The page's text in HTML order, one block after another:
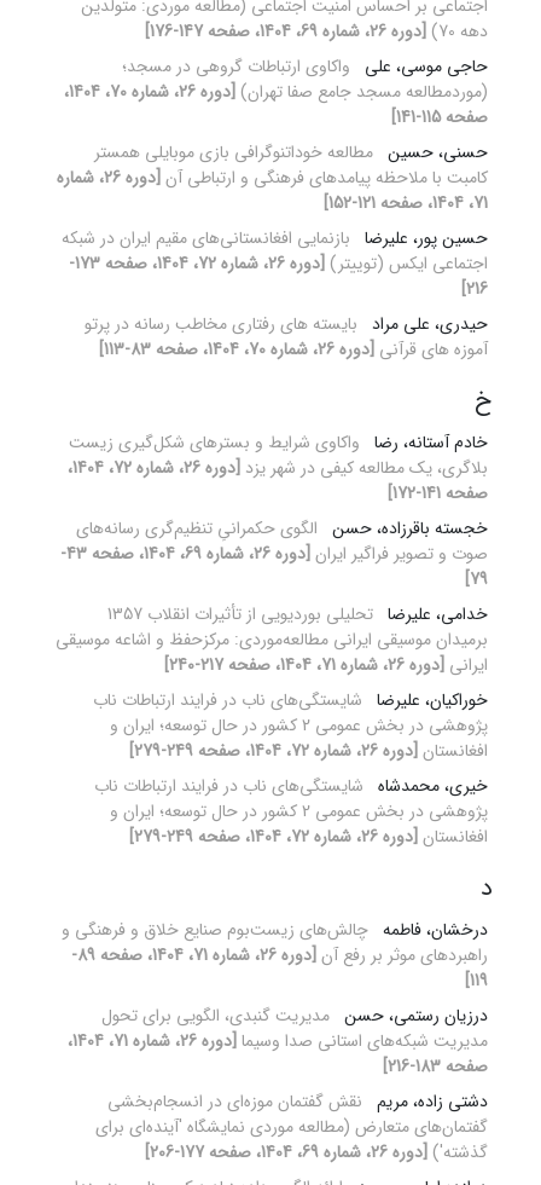
اجتماعی بر احساس امنیت اجتماعی (مطالعه موردی: متولدین
دهه 70)
[دوره 26، شماره 69، 1404، صفحه 147-176]
حاجی موسی، علی
واکاوی ارتباطات گروهی در مسجد؛
(موردمطالعه مسجد جامع صفا تهران)
[دوره 26، شماره 70، 1404،
صفحه 115-141]
حسنی، حسین مطالعه خوداتنوگرافی بازی موبایلی همستر
کامبت با ملاحظه پیامدهای فرهنگی و ارتباطی آن
[دوره 26، شماره
71، 1404، صفحه 121-152]
حسین پور، علیرضا بازنمایی افغانستانی‌های مقیم ایران در شبکه
اجتماعی ایکس (توییتر)
[دوره 26، شماره 72، 1404، صفحه 173-
216]
حیدری، علی مراد بایسته های رفتاری مخاطب رسانه در پرتو
آموزه های قرآنی [دوره 26، شماره 70، 1404، صفحه 83-113]
خ
خادم آستانه، رضا واکاوی شرایط و بستر‌های شکل‌گیری زیست
بلاگری، یک مطالعه کیفی در شهر یزد
[دوره 26، شماره 72، 1404،
صفحه 141-172]
خجسته باقرزاده، حسن الگوی حکمرانیِ تنظیم‌گری رسانه‌های
صوت و تصویر فراگیر ایران
[دوره 26، شماره 69، 1404، صفحه 43-
79]
خدامی، علیرضا
تحلیلی بوردیویی از تأثیرات انقلاب 1357
برمیدان موسیقی ایرانی مطالعه‌موردی: مرکزحفظ‌ و ‌اشاعه موسیقی
ایرانی [دوره 26، شماره 71، 1404، صفحه 217-240]
خوراکیان، علیرضا شایستگی‌های ناب در فرایند ارتباطات ناب
پژوهشی در بخش عمومی 2 کشور در حال توسعه؛ ایران و
افغانستان [دوره 26، شماره 72، 1404، صفحه 249-279]
خیری، محمدشاه شایستگی‌های ناب در فرایند ارتباطات ناب
پژوهشی در بخش عمومی 2 کشور در حال توسعه؛ ایران و
افغانستان [دوره 26، شماره 72، 1404، صفحه 249-279]
د
درخشان، فاطمه چالش‌های زیست‌بوم صنایع خلاق و فرهنگی و
راهبردهای موثر بر رفع آن
[دوره 26، شماره 71، 1404، صفحه 89-
119]
درزیان رستمی، حسن مدیریت گنبدی، الگویی برای تحول
مدیریت شبکه‌های استانی صدا وسیما
[دوره 26، شماره 71، 1404،
صفحه 183-216]
دشتی زاده، مریم نقش گفتمان موزه‌ای در انسجام‌بخشی
گفتمان‌های متعارض (مطالعه موردی نمایشگاه 'آینده‌ای برای
گذشته') [دوره 26، شماره 69، 1404، صفحه 177-206]